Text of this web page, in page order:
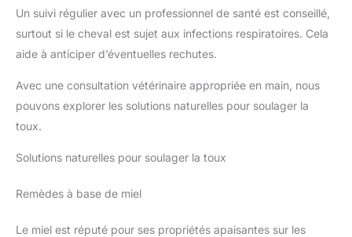
Un suivi régulier avec un professionnel de santé est conseillé,
surtout si le cheval est sujet aux infections respiratoires. Cela
aide à anticiper d’éventuelles rechutes.
Avec une consultation vétérinaire appropriée en main, nous
pouvons explorer les solutions naturelles pour soulager la
toux.
Solutions naturelles pour soulager la toux
Remèdes à base de miel
Le miel est réputé pour ses propriétés apaisantes sur les